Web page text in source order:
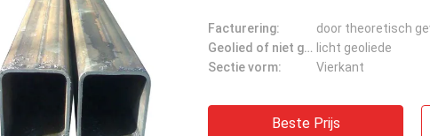
Facturering:
door theoretisch
Geolied of niet geolied: licht geoliede
Sectie vorm:
Vierkant
Beste Prijs